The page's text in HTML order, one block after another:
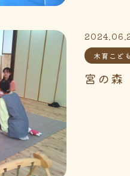
木育こど
宮の